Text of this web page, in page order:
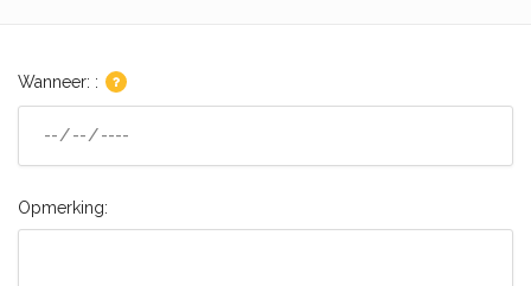
Wanneer: :
Opmerking: